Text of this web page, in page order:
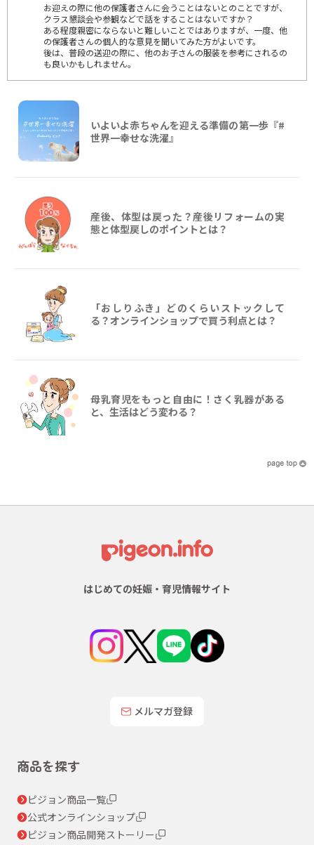
お迎えの際に他の保護者さんに会うことはないとのことですが、
クラス懇談会や参観などで話をすることはないですか？
ある程度親密にならないと難しいことではありますが、一度、他
の保護者さんの個人的な意見を聞いてみた方がよいです。
後は、普段の送迎の際に、他のお子さんの服装を参考にされるの
も良いかもしれません。
いよいよ赤ちゃんを迎える準備の第一歩『#
世界一幸せな洗濯』
産後、体型は戻った？産後リフォームの実
態と体型戻しのポイントとは？
「おしりふき」どのくらいストックして
る？オンラインショップで買う利点とは？
母乳育児をもっと自由に！さく乳器がある
と、生活はどう変わる？
はじめての妊娠・育児情報サイト
メルマガ登録
商品を探す
ピジョン商品一覧
公式オンラインショップ
ピジョン商品開発ストーリー